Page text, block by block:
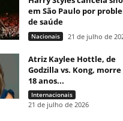
em São Paulo por
de saúde
Nacionais 21 de julho de
Atriz Kaylee Hottle, de
Godzilla vs. Kong, morre
18 anos...
Internacionais
21 de julho de 2026